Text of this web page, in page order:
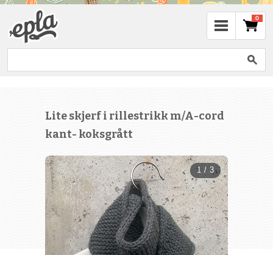
0
Lite skjerf i rillestrikk m/A-cord
kant- koksgrått
1 / 3